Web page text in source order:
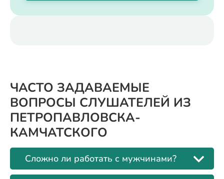
ЧАСТО ЗАДАВАЕМЫЕ
ВОПРОСЫ СЛУШАТЕЛЕЙ ИЗ
ПЕТРОПАВЛОВСКА-
КАМЧАТСКОГО
Сложно ли работать с мужчинами?